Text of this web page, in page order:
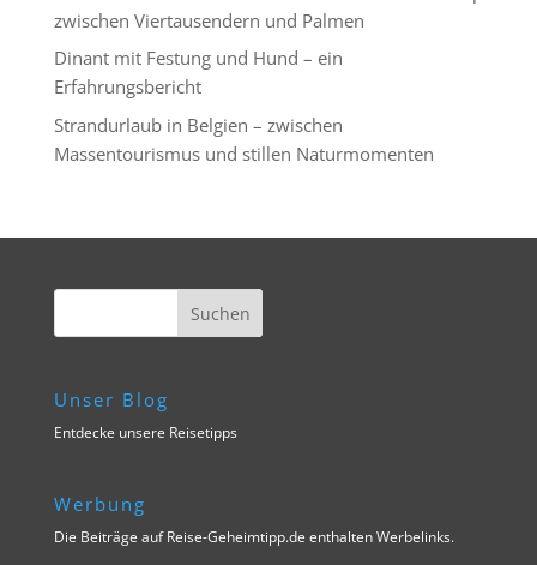
zwischen Viertausendern und Palmen
Dinant mit Festung und Hund – ein
Erfahrungsbericht
Strandurlaub in Belgien – zwischen
Massentourismus und stillen Naturmomenten
Unser Blog
Entdecke unsere Reisetipps
Werbung
Die Beiträge auf Reise-Geheimtipp.de enthalten Werbelinks.